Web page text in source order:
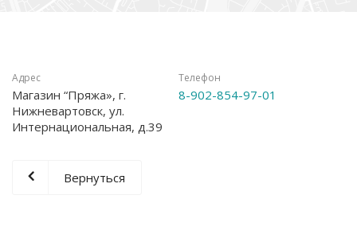
Адрес
Магазин “Пряжа», г.
Нижневартовск, ул.
Интернациональная, д.39
Телефон
8-902-854-97-01
Вернуться